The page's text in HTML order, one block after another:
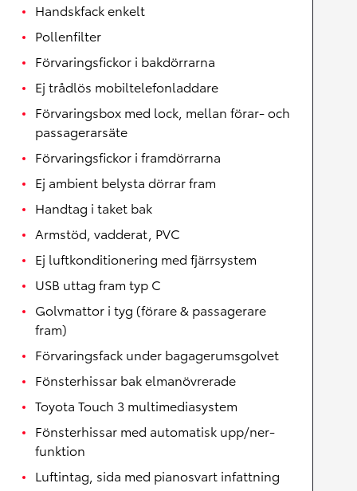
Handskfack enkelt
Pollenfilter
Förvaringsfickor i bakdörrarna
Ej trådlös mobiltelefonladdare
Förvaringsbox med lock, mellan förar- och
passagerarsäte
Förvaringsfickor i framdörrarna
Ej ambient belysta dörrar fram
Handtag i taket bak
Armstöd, vadderat, PVC
Ej luftkonditionering med fjärrsystem
USB uttag fram typ C
Golvmattor i tyg (förare & passagerare
fram)
Förvaringsfack under bagagerumsgolvet
Fönsterhissar bak elmanövrerade
Toyota Touch 3 multimediasystem
Fönsterhissar med automatisk upp/ner-
funktion
Luftintag, sida med pianosvart infattning